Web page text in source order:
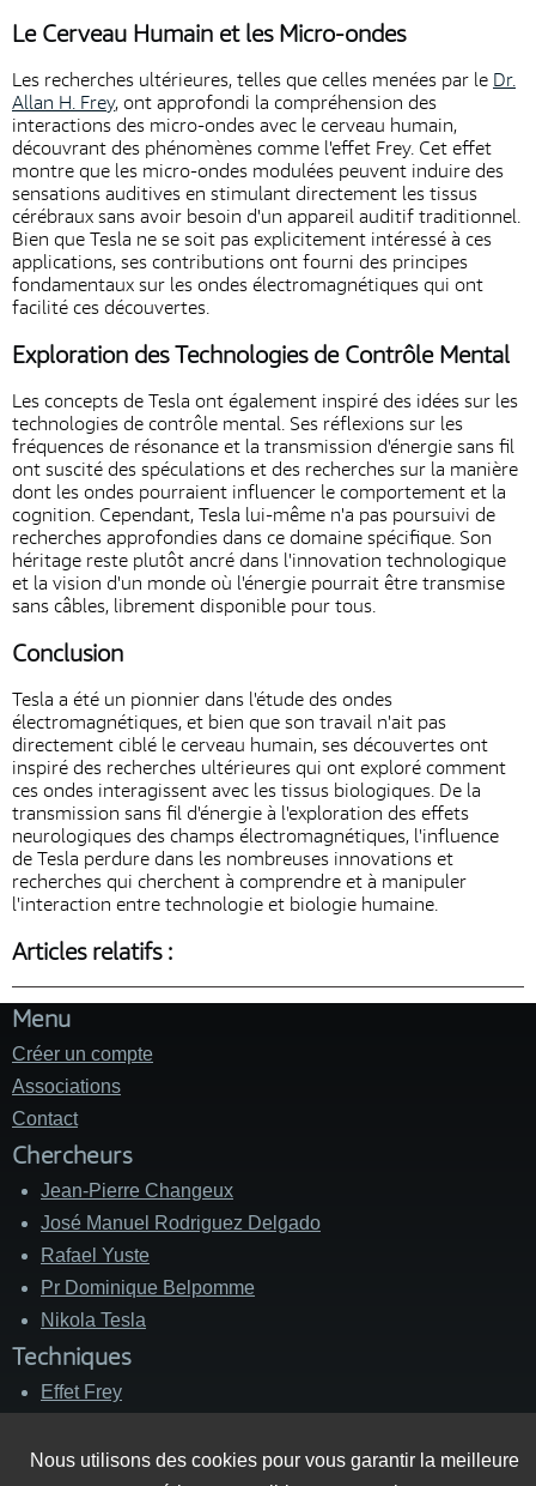
Le Cerveau Humain et les Micro-ondes
Les recherches ultérieures, telles que celles menées par le Dr.
Allan H. Frey, ont approfondi la compréhension des
interactions des micro-ondes avec le cerveau humain,
découvrant des phénomènes comme l'effet Frey. Cet effet
montre que les micro-ondes modulées peuvent induire des
sensations auditives en stimulant directement les tissus
cérébraux sans avoir besoin d'un appareil auditif traditionnel.
Bien que Tesla ne se soit pas explicitement intéressé à ces
applications, ses contributions ont fourni des principes
fondamentaux sur les ondes électromagnétiques qui ont
facilité ces découvertes.
Exploration des Technologies de Contrôle Mental
Les concepts de Tesla ont également inspiré des idées sur les
technologies de contrôle mental. Ses réflexions sur les
fréquences de résonance et la transmission d'énergie sans fil
ont suscité des spéculations et des recherches sur la manière
dont les ondes pourraient influencer le comportement et la
cognition. Cependant, Tesla lui-même n'a pas poursuivi de
recherches approfondies dans ce domaine spécifique. Son
héritage reste plutôt ancré dans l'innovation technologique
et la vision d'un monde où l'énergie pourrait être transmise
sans câbles, librement disponible pour tous.
Conclusion
Tesla a été un pionnier dans l'étude des ondes
électromagnétiques, et bien que son travail n'ait pas
directement ciblé le cerveau humain, ses découvertes ont
inspiré des recherches ultérieures qui ont exploré comment
ces ondes interagissent avec les tissus biologiques. De la
transmission sans fil d'énergie à l'exploration des effets
neurologiques des champs électromagnétiques, l'influence
de Tesla perdure dans les nombreuses innovations et
recherches qui cherchent à comprendre et à manipuler
l'interaction entre technologie et biologie humaine.
Articles relatifs :
Nous utilisons des cookies pour vous garantir la meilleure
Menu
Créer un compte
Associations
Contact
Chercheurs
Jean-Pierre Changeux
José Manuel Rodriguez Delgado
Rafael Yuste
Pr Dominique Belpomme
Nikola Tesla
Techniques
Effet Frey
Silent Sound Spread Spectrum (SSSS)